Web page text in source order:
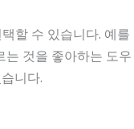
할 수 있습니다. 예를
는 것을 좋아하는 도우
니다.